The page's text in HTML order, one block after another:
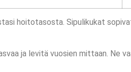
hoitotasosta. Sipulikukat
ja levitä vuosien mittaan. Ne